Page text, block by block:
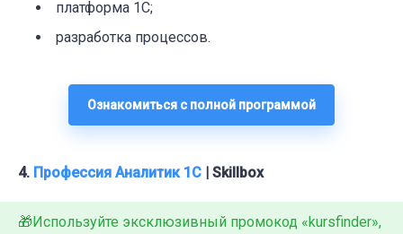
платформа 1С;
разработка процессов.
Ознакомиться с полной программой
4. Профессия Аналитик 1С | Skillbox
🎁Используйте эксклюзивный промокод «kursfinder»,